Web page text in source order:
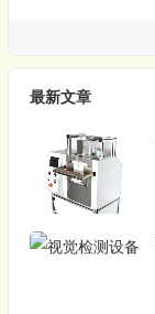
最新文章